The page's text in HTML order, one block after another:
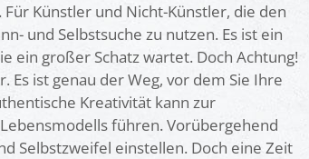
Künstler und Nicht-Künstler, die den
und Selbstsuche zu nutzen. Es ist ein
ein großer Schatz wartet. Doch Achtung!
Es ist genau der Weg, vor dem Sie Ihre
Kreativität kann zur
führen. Vorübergehend
Selbstzweifel einstellen. Doch eine Zeit
macht Mut und ist
sehr
- für alle